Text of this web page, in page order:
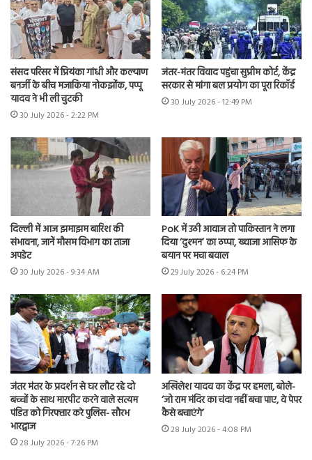
संसद परिसर में प्रियंका गांधी और कल्याण
बनर्जी के बीच मजाकिया नोकझोंक, पप्पू
यादव ने भी ली चुटकी
30 July 2026 - 2:22 PM
जंतर-मंतर विवाद पहुंचा सुप्रीम कोर्ट, केंद्र
सरकार से मांगा बल प्रयोग का पूरा रिकॉर्ड
30 July 2026 - 12:49 PM
दिल्ली में आज झमाझम बारिश की
संभावना, जानें मौसम विभाग का ताजा
अपडेट
30 July 2026 - 9:34 AM
PoK में उठी आवाज तो पाकिस्तान ने लगा
दिया ‘दुश्मन’ का ठप्पा, ख्वाजा आसिफ के
बयान पर मचा बवाल
29 July 2026 - 6:24 PM
जंतर मंतर के प्रदर्शन से घर लौट रहे दो
बच्चों के साथ मारपीट करने वाले सत्यम
पंडित को गिरफ्तार करे पुलिस- सौरभ
भारद्वाज
28 July 2026 - 7:26 PM
अखिलेश यादव का केंद्र पर हमला, बोले-
‘जो राम मंदिर का चंदा नहीं बचा पाए, वे पेपर
कैसे बचाएंगे’
28 July 2026 - 4:08 PM